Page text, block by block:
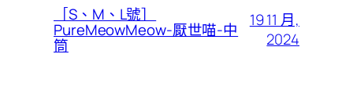
［S、M、L號］
PureMeowMeow-厭世喵-中
筒
19 11 月,
2024